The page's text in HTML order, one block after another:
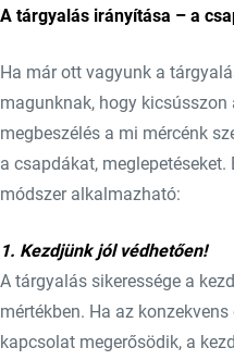
A tárgyalás irányítása – a
Ha már ott vagyunk a
magunknak, hogy
megbeszélés a mi mércénk
a csapdákat, meglepetéseket.
módszer alkalmazható:
1. Kezdjünk jól védhetően!
A tárgyalás sikeressége a
mértékben. Ha az
kapcsolat megerősödik, a